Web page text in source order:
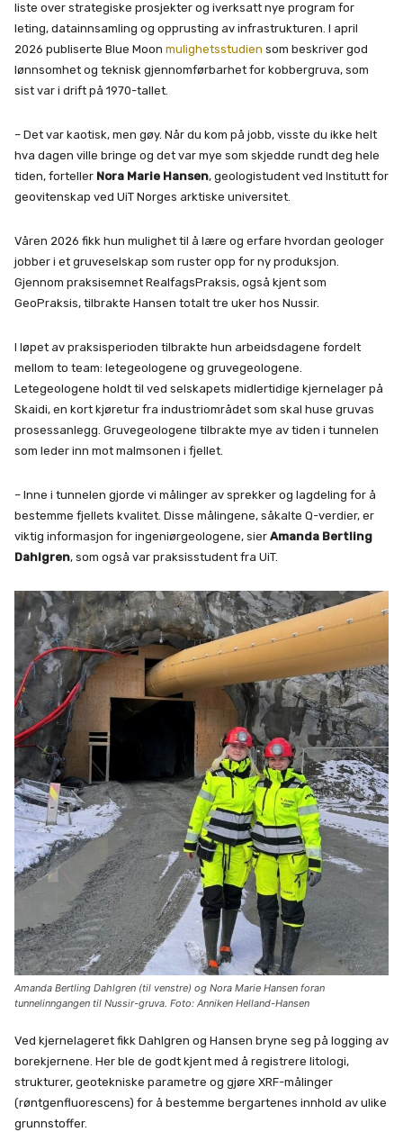
liste over strategiske prosjekter og iverksatt nye program for
leting, datainnsamling og opprusting av infrastrukturen. I april
2026 publiserte Blue Moon mulighetsstudien som beskriver god
lønnsomhet og teknisk gjennomførbarhet for kobbergruva, som
sist var i drift på 1970-tallet.
– Det var kaotisk, men gøy. Når du kom på jobb, visste du ikke helt
hva dagen ville bringe og det var mye som skjedde rundt deg hele
tiden, forteller Nora Marie Hansen, geologistudent ved Institutt for
geovitenskap ved UiT Norges arktiske universitet.
Våren 2026 fikk hun mulighet til å lære og erfare hvordan geologer
jobber i et gruveselskap som ruster opp for ny produksjon.
Gjennom praksisemnet RealfagsPraksis, også kjent som
GeoPraksis, tilbrakte Hansen totalt tre uker hos Nussir.
I løpet av praksisperioden tilbrakte hun arbeidsdagene fordelt
mellom to team: letegeologene og gruvegeologene.
Letegeologene holdt til ved selskapets midlertidige kjernelager på
Skaidi, en kort kjøretur fra industriområdet som skal huse gruvas
prosessanlegg. Gruvegeologene tilbrakte mye av tiden i tunnelen
som leder inn mot malmsonen i fjellet.
– Inne i tunnelen gjorde vi målinger av sprekker og lagdeling for å
bestemme fjellets kvalitet. Disse målingene, såkalte Q-verdier, er
viktig informasjon for ingeniørgeologene, sier Amanda Bertling
Dahlgren, som også var praksisstudent fra UiT.
Amanda Bertling Dahlgren (til venstre) og Nora Marie Hansen foran
tunnelinngangen til Nussir-gruva. Foto: Anniken Helland-Hansen
Ved kjernelageret fikk Dahlgren og Hansen bryne seg på logging av
borekjernene. Her ble de godt kjent med å registrere litologi,
strukturer, geotekniske parametre og gjøre XRF-målinger
(røntgenfluorescens) for å bestemme bergartenes innhold av ulike
grunnstoffer.